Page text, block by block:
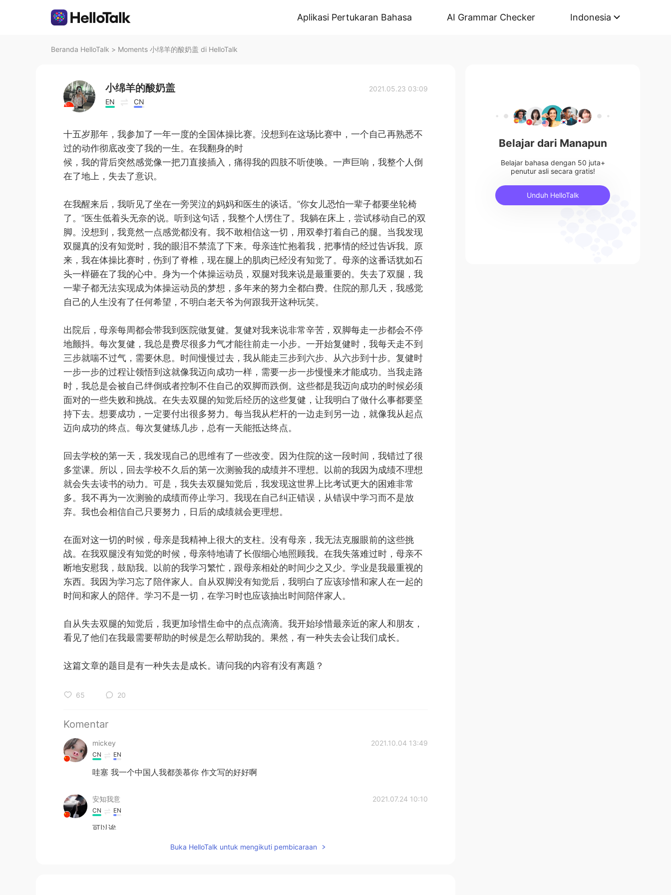
Aplikasi Pertukaran Bahasa AI Grammar Checker Indonesia
Beranda HelloTalk > Moments 小绵羊的酸奶盖 di HelloTalk
小绵羊的酸奶盖
EN CN
2021.05.23 03:09
十五岁那年，我参加了一年一度的全国体操比赛。没想到在这场比赛中，一个自己再熟悉不
过的动作彻底改变了我的一生。在我翻身的时
候，我的背后突然感觉像一把刀直接插入，痛得我的四肢不听使唤。一声巨响，我整个人倒
在了地上，失去了意识。
在我醒来后，我听见了坐在一旁哭泣的妈妈和医生的谈话。“你女儿恐怕一辈子都要坐轮椅
了。”医生低着头无奈的说。听到这句话，我整个人愣住了。我躺在床上，尝试移动自己的双
脚。没想到，我竟然一点感觉都没有。我不敢相信这一切，用双拳打着自己的腿。当我发现
双腿真的没有知觉时，我的眼泪不禁流了下来。母亲连忙抱着我，把事情的经过告诉我。原
来，我在体操比赛时，伤到了脊椎，现在腿上的肌肉已经没有知觉了。母亲的这番话犹如石
头一样砸在了我的心中。身为一个体操运动员，双腿对我来说是最重要的。失去了双腿，我
一辈子都无法实现成为体操运动员的梦想，多年来的努力全都白费。住院的那几天，我感觉
自己的人生没有了任何希望，不明白老天爷为何跟我开这种玩笑。
出院后，母亲每周都会带我到医院做复健。复健对我来说非常辛苦，双脚每走一步都会不停
地颤抖。每次复健，我总是费尽很多力气才能往前走一小步。一开始复健时，我每天走不到
三步就喘不过气，需要休息。时间慢慢过去，我从能走三步到六步、从六步到十步。复健时
一步一步的过程让领悟到这就像我迈向成功一样，需要一步一步慢慢来才能成功。当我走路
时，我总是会被自己绊倒或者控制不住自己的双脚而跌倒。这些都是我迈向成功的时候必须
面对的一些失败和挑战。在失去双腿的知觉后经历的这些复健，让我明白了做什么事都要坚
持下去。想要成功，一定要付出很多努力。每当我从栏杆的一边走到另一边，就像我从起点
迈向成功的终点。每次复健练几步，总有一天能抵达终点。
回去学校的第一天，我发现自己的思维有了一些改变。因为住院的这一段时间，我错过了很
多堂课。所以，回去学校不久后的第一次测验我的成绩并不理想。以前的我因为成绩不理想
就会失去读书的动力。可是，我失去双腿知觉后，我发现这世界上比考试更大的困难非常
多。我不再为一次测验的成绩而停止学习。我现在自己纠正错误，从错误中学习而不是放
弃。我也会相信自己只要努力，日后的成绩就会更理想。
在面对这一切的时候，母亲是我精神上很大的支柱。没有母亲，我无法克服眼前的这些挑
战。在我双腿没有知觉的时候，母亲特地请了长假细心地照顾我。在我失落难过时，母亲不
断地安慰我，鼓励我。以前的我学习繁忙，跟母亲相处的时间少之又少。学业是我最重视的
东西。我因为学习忘了陪伴家人。自从双脚没有知觉后，我明白了应该珍惜和家人在一起的
时间和家人的陪伴。学习不是一切，在学习时也应该抽出时间陪伴家人。
自从失去双腿的知觉后，我更加珍惜生命中的点点滴滴。我开始珍惜最亲近的家人和朋友，
看见了他们在我最需要帮助的时候是怎么帮助我的。果然，有一种失去会让我们成长。
这篇文章的题目是有一种失去是成长。请问我的内容有没有离题？
65 20
Komentar
mickey 2021.10.04 13:49
CN EN
哇塞 我一个中国人我都羡慕你 作文写的好好啊
安知我意 2021.07.24 10:10
CN EN
可以诶
Buka HelloTalk untuk mengikuti pembicaraan
Belajar dari Manapun
Belajar bahasa dengan 50 juta+
penutur asli secara gratis!
Unduh HelloTalk